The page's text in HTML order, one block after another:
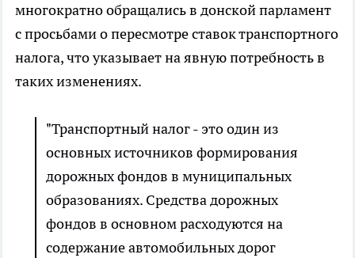
многократно обращались в донской парламент
с просьбами о пересмотре ставок транспортного
налога, что указывает на явную потребность в
таких изменениях.
"Транспортный налог - это один из
основных источников формирования
дорожных фондов в муниципальных
образованиях. Средства дорожных
фондов в основном расходуются на
содержание автомобильных дорог